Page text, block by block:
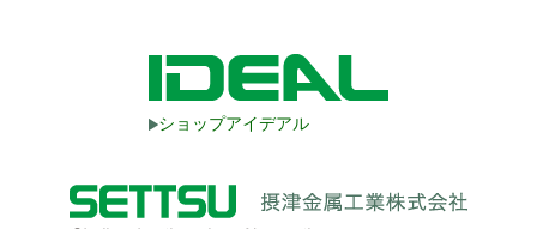
ショップアイデアル